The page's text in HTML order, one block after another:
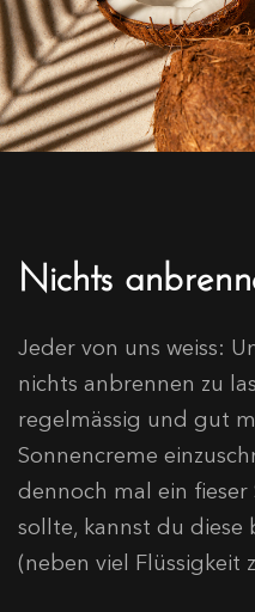
Nichts
Jeder von uns weiss:
nichts anbrennen zu
regelmässig und gut
Sonnencreme
dennoch mal ein
sollte, kannst du diese
(neben viel Flüssigkeit